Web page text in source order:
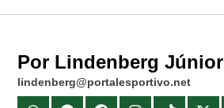
Por Lindenberg Júnior
lindenberg@portalesportivo.net